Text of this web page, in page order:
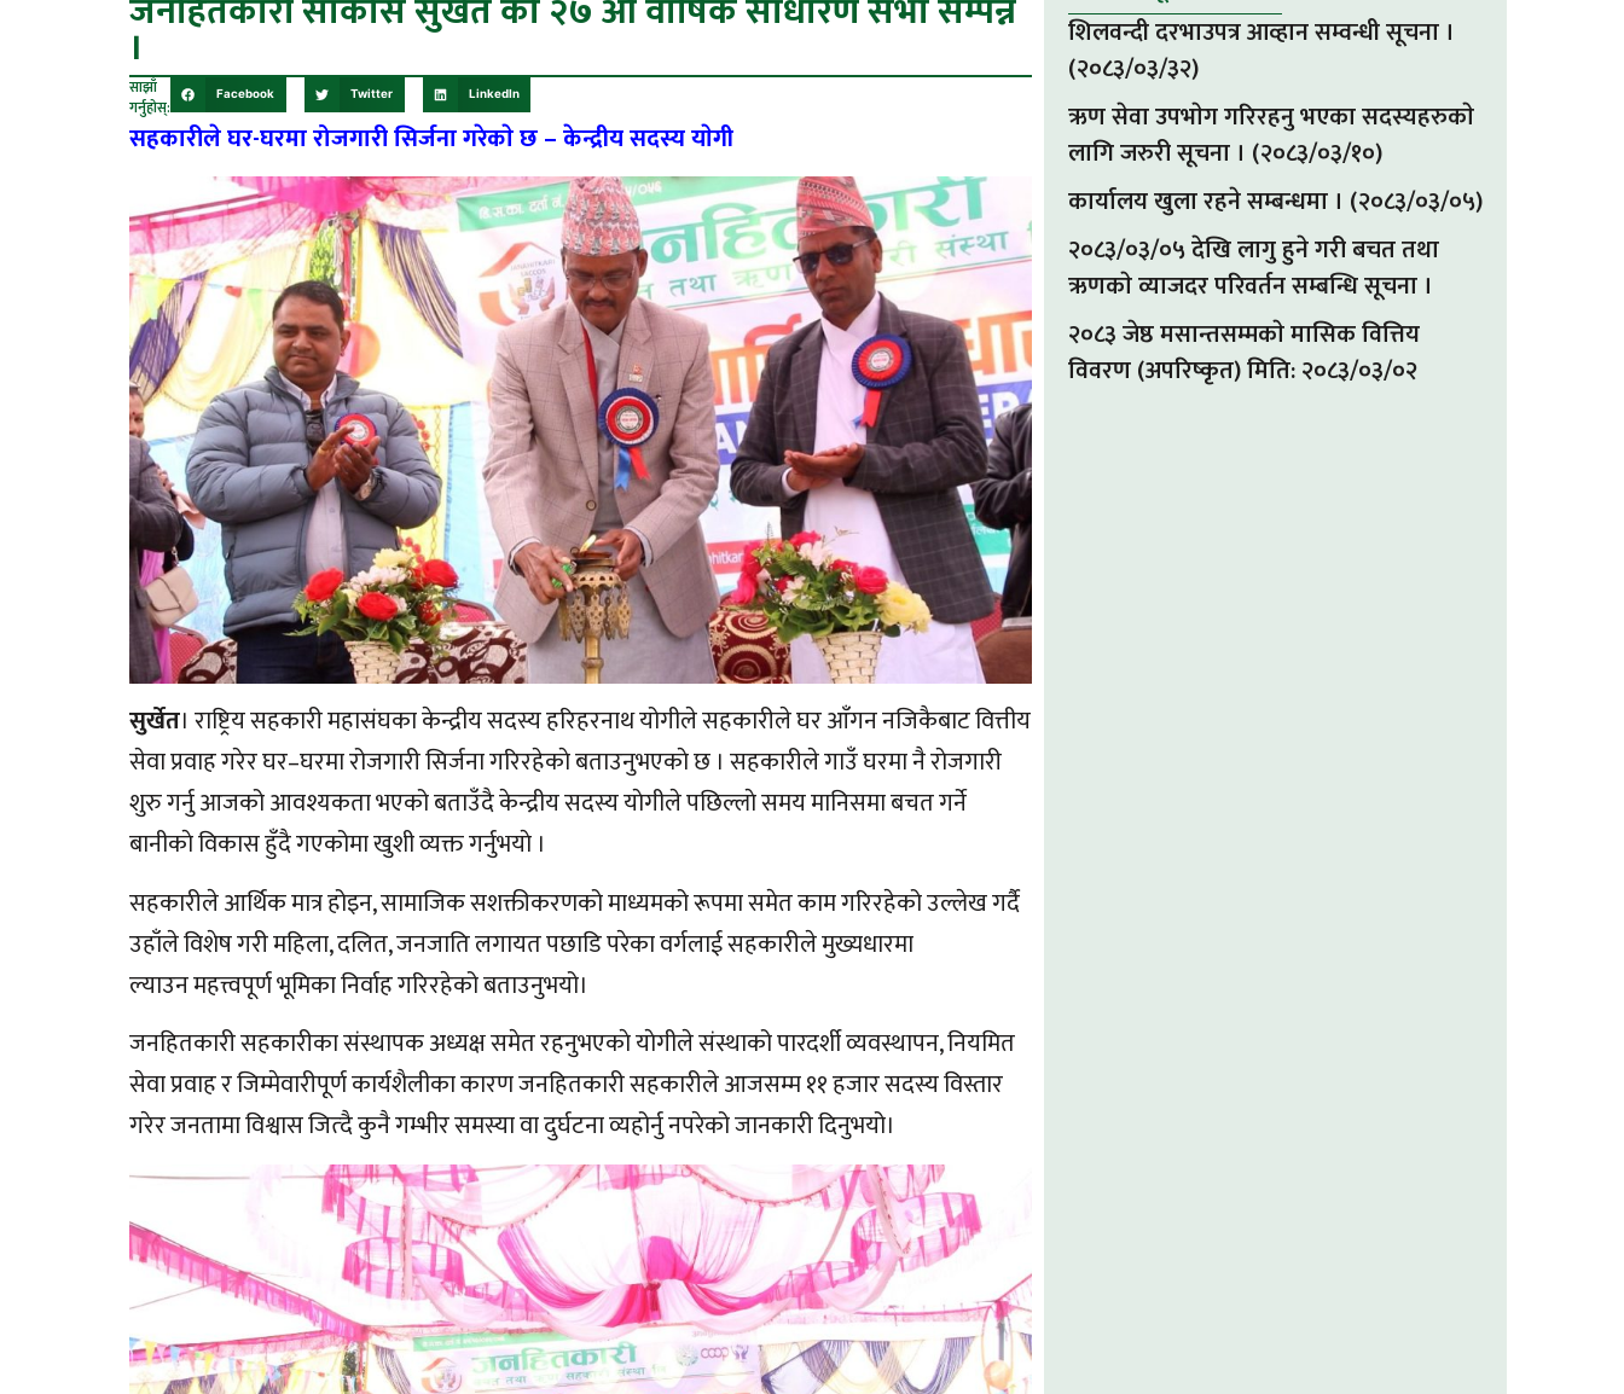
।
साझाँ
गर्नुहोस्:
Facebook Twitter LinkedIn
सहकारीले घर-घरमा रोजगारी सिर्जना गरेकाे छ – केन्द्रीय सदस्य याेगी
सुर्खेत। राष्ट्रिय सहकारी महासंघका केन्द्रीय सदस्य हरिहरनाथ योगीले सहकारीले घर आँगन नजिकैबाट वित्तीय
सेवा प्रवाह गरेर घर–घरमा रोजगारी सिर्जना गरिरहेकाे बताउनुभएकाे छ । सहकारीले गाउँ घरमा नै राेजगारी
शुरु गर्नु आजको आवश्यकता भएको बताउँदै केन्द्रीय सदस्य याेगीले पछिल्लाे समय मानिसमा बचत गर्ने
बानीकाे विकास हुँदै गएकोमा खुशी व्यक्त गर्नुभयाे ।
सहकारीले आर्थिक मात्र होइन, सामाजिक सशक्तीकरणको माध्यमको रूपमा समेत काम गरिरहेको उल्लेख गर्दै
उहाँले विशेष गरी महिला, दलित, जनजाति लगायत पछाडि परेका वर्गलाई सहकारीले मुख्यधारमा
ल्याउन महत्त्वपूर्ण भूमिका निर्वाह गरिरहेको बताउनुभयो।
जनहितकारी सहकारीका स‌ंस्थापक अध्यक्ष समेत रहनुभएकाे याेगीले संस्थाको पारदर्शी व्यवस्थापन, नियमित
सेवा प्रवाह र जिम्मेवारीपूर्ण कार्यशैलीका कारण जनहितकारी सहकारीले आजसम्म ११ हजार सदस्य विस्तार
गरेर जनतामा विश्वास जित्दै कुनै गम्भीर समस्या वा दुर्घटना व्यहोर्नु नपरेको जानकारी दिनुभयो।
शिलवन्दी दरभाउपत्र आव्हान सम्वन्धी सूचना ।
(२०८३/०३/३२)
ऋण सेवा उपभाेग गरिरहनु भएका सदस्यहरुकाे
लागि जरुरी सूचना । (२०८३/०३/१०)
कार्यालय खुला रहने सम्बन्धमा । (२०८३/०३/०५)
२०८३/०३/०५ देखि लागु हुने गरी बचत तथा
ऋणकाे व्याजदर परिवर्तन सम्बन्धि सूचना ।
२०८३ जेष्ठ मसान्तसम्मकाे मासिक वित्तिय
विवरण (अपरिष्कृत) मिति: २०८३/०३/०२